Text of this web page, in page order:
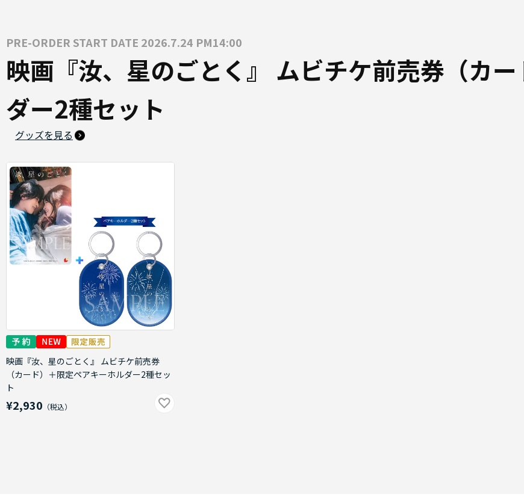
PRE-ORDER START DATE 2026.7.24 PM14:00
映画『汝、星のごとく』 ムビチケ前売券（カ
ダー2種セット
グッズを見る
映画『汝、星のごとく』 ムビチケ前売券
（カード）＋限定ペアキーホルダー2種セッ
ト
¥2,930